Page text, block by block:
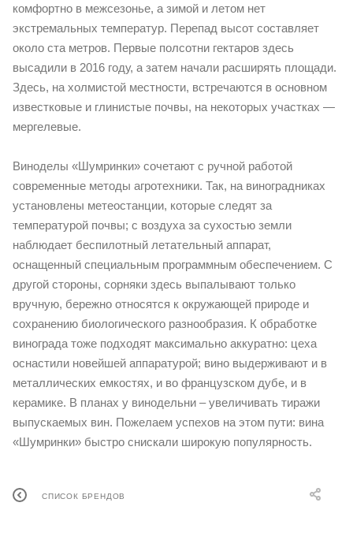
комфортно в межсезонье, а зимой и летом нет
экстремальных температур. Перепад высот составляет
около ста метров. Первые полсотни гектаров здесь
высадили в 2016 году, а затем начали расширять площади.
Здесь, на холмистой местности, встречаются в основном
известковые и глинистые почвы, на некоторых участках —
мергелевые.
Виноделы «Шумринки» сочетают с ручной работой
современные методы агротехники. Так, на виноградниках
установлены метеостанции, которые следят за
температурой почвы; с воздуха за сухостью земли
наблюдает беспилотный летательный аппарат,
оснащенный специальным программным обеспечением. С
другой стороны, сорняки здесь выпалывают только
вручную, бережно относятся к окружающей природе и
сохранению биологического разнообразия. К обработке
винограда тоже подходят максимально аккуратно: цеха
оснастили новейшей аппаратурой; вино выдерживают и в
металлических емкостях, и во французском дубе, и в
керамике. В планах у винодельни – увеличивать тиражи
выпускаемых вин. Пожелаем успехов на этом пути: вина
«Шумринки» быстро снискали широкую популярность.
СПИСОК БРЕНДОВ